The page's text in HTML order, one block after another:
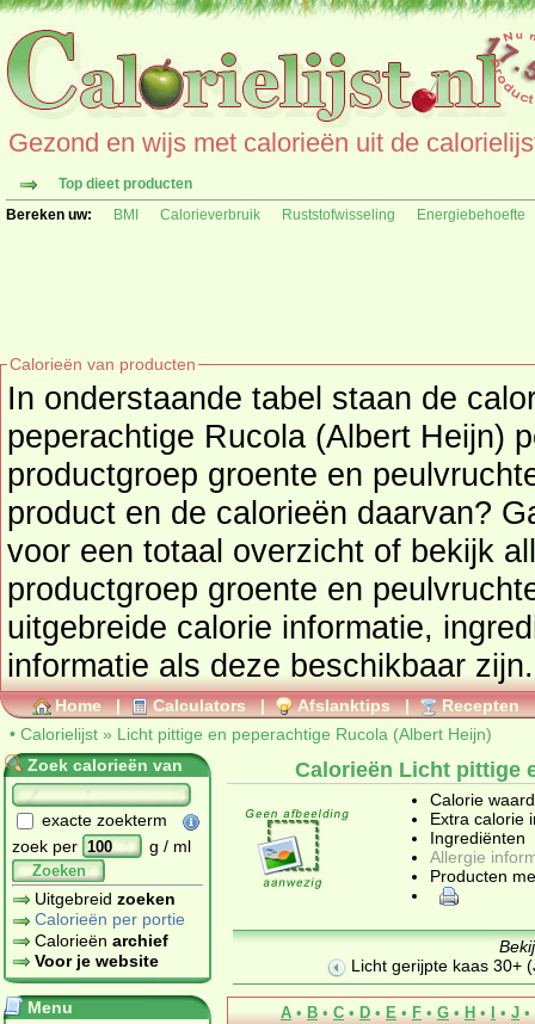
Gezond en wijs met calorieën uit de
Top dieet producten
Bereken uw:
BMI Calorieverbruik Ruststofwisseling Energiebehoefte
Calorieën van producten
In onderstaande tabel staan de
peperachtige Rucola (Albert Heijn)
productgroep groente en peulvruchten. Zoekt u een
product en de calorieën daarvan?
voor een totaal overzicht of bekijk alle producten uit de
productgroep groente en
uitgebreide calorie informatie,
informatie als deze beschikbaar zijn.
Home | Calculators | Afslanktips | Recepten
• Calorielijst » Licht pittige en peperachtige Rucola (Albert Heijn)
Zoek calorieën van
exacte zoekterm
zoek per
g / ml
Zoeken
Uitgebreid zoeken
Calorieën per portie
Calorieën archief
Voor je website
Menu
Calorieën Licht pittige
Calorie
Extra calorie
Ingrediënten
Allergie
Producten
Licht gerijpte kaas 30+
A • B • C • D • E • F • G • H • I • J •